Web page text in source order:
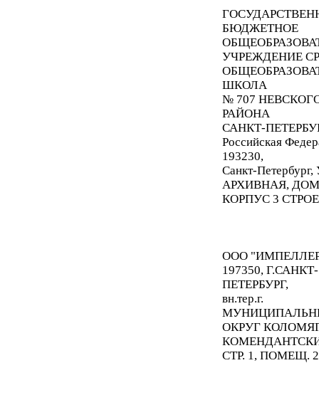
БЮДЖЕТНОЕ
УЧРЕЖДЕНИЕ
ШКОЛА
№ 707
РАЙОНА
САНКТ-
Российская
193230,
Санкт-
АРХИВНАЯ,
КОРПУС 3
ООО
197350, Г.САНКТ-
ПЕТЕРБУРГ,
вн.тер.г.
ОКРУГ
СТР. 1, ПОМЕЩ.